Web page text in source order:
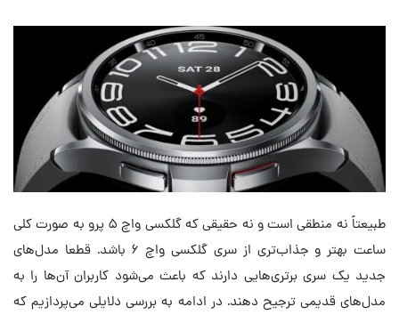
طبیعتاً نه منطقی است و نه حقیقی که گلکسی واچ ۵ پرو به صورت کلی
ساعت بهتر و جذاب‌تری از سری گلکسی واچ ۶ باشد. قطعا مدل‌های
جدید یک سری برتری‌هایی دارند که باعث می‌شود کاربران آن‌ها را به
مدل‌های قدیمی ترجیح دهند. در ادامه به بررسی دلایلی می‌پردازیم که